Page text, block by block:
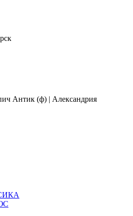
Антик (ф) | Александрия